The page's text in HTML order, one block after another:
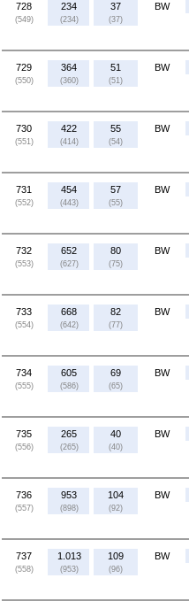
728
(549)
234
(234)
37
(37)
BW
729
(550)
364
(360)
51
(51)
BW
730
(551)
422
(414)
55
(54)
BW
731
(552)
454
(443)
57
(55)
BW
732
(553)
652
(627)
80
(75)
BW
733
(554)
668
(642)
82
(77)
BW
734
(555)
605
(586)
69
(65)
BW
735
(556)
265
(265)
40
(40)
BW
736
(557)
953
(898)
104
(92)
BW
737
(558)
1.013
(953)
109
(96)
BW